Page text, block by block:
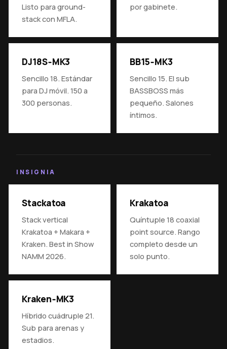
Listo para ground-
stack con MFLA.
por gabinete.
DJ18S‑MK3
Sencillo 18. Estándar
para DJ móvil. 150 a
300 personas.
BB15‑MK3
Sencillo 15. El sub
BASSBOSS más
pequeño. Salones
íntimos.
INSIGNIA
Stackatoa
Stack vertical
Krakatoa + Makara +
Kraken. Best in Show
NAMM 2026.
Krakatoa
Quíntuple 18 coaxial
point source. Rango
completo desde un
solo punto.
Kraken‑MK3
Híbrido cuádruple 21.
Sub para arenas y
estadios.